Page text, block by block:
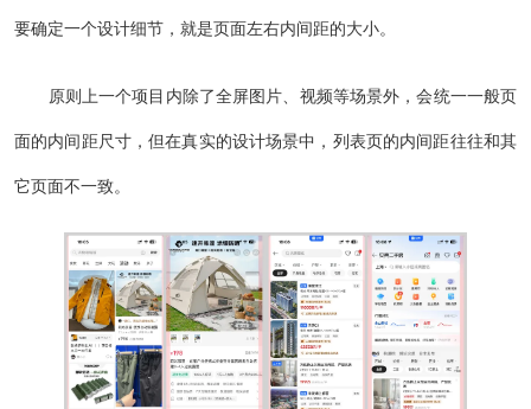
要确定一个设计细节，就是页面左右内间距的大小。
原则上一个项目内除了全屏图片、视频等场景外，会统一一般页
面的内间距尺寸，但在真实的设计场景中，列表页的内间距往往和其
它页面不一致。